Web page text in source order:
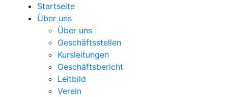
Startseite
Über uns
Über uns
Geschäftsstellen
Kursleitungen
Geschäftsbericht
Leitbild
Verein